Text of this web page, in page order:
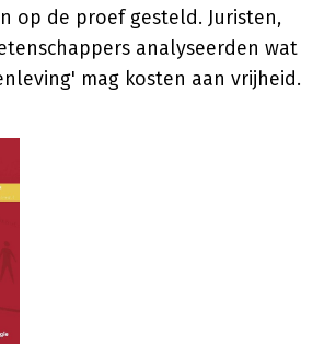
op de proef gesteld. Juristen,
analyseerden wat
mag kosten aan vrijheid.